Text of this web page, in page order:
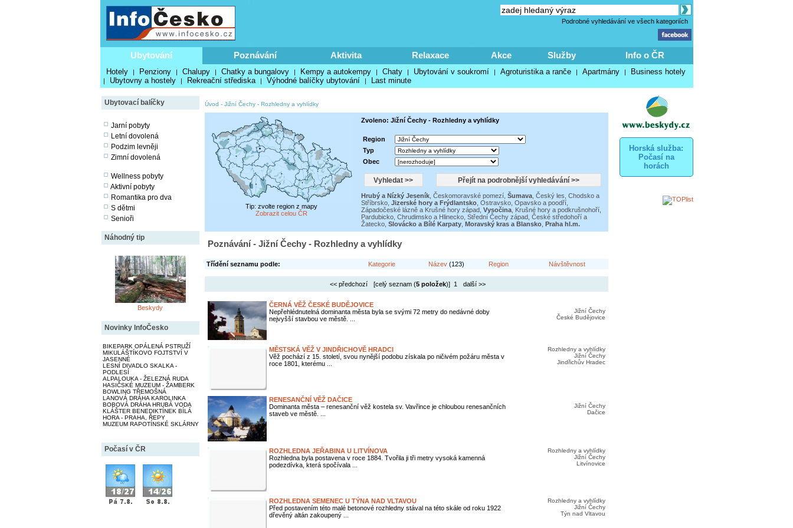
Podrobné vyhledávání ve všech kategoriích
Ubytování Poznávání Aktivita Relaxace Akce Služby Info o ČR
Hotely | Penziony | Chalupy | Chatky a bungalovy | Kempy a autokempy | Chaty | Ubytování v soukromí | Agroturistika a ranče | Apartmány | Business hotely
| Ubytovny a hostely | Rekreační střediska | Výhodné balíčky ubytování | Last minute
Ubytovací balíčky
Jarní pobyty
Letní dovolená
Podzim levněji
Zimní dovolená
Wellness pobyty
Aktivní pobyty
Romantika pro dva
S dětmi
Senioři
Náhodný tip
Beskydy
Novinky InfoČesko
BIKEPARK OPÁLENÁ PSTRUŽÍ
MIKULÁŠTÍKOVO FOJTSTVÍ V
JASENNÉ
LESNÍ DIVADLO SKALKA -
PODLESÍ
ALPALOUKA - ŽELEZNÁ RUDA
HASIČSKÉ MUZEUM - ŽAMBERK
BOWLING TŘEMOŠNÁ
LANOVÁ DRÁHA KAROLINKA
BOBOVÁ DRÁHA HRUBÁ VODA
KLÁŠTER BENEDIKTÍNEK BÍLÁ
HORA - PRAHA, ŘEPY
MUZEUM RAPOTÍNSKÉ SKLÁRNY
Počasí v ČR
Horská služba:
Počasí na
horách
Úvod - Jižní Čechy- Rozhledny a vyhlídky
Tip: zvolte region z mapy
Zobrazit celou ČR
Zvoleno: Jižní Čechy - Rozhledny a vyhlídky
Region
Typ
Obec
Hrubý a Nízký Jeseník, Českomoravské pomezí, Šumava, Český les, Chodsko a
Stříbrsko, Jizerské hory a Frýdlantsko, Ostravsko, Opavsko a poodří,
Západočeské lázně a Krušné hory západ, Vysočina, Krušné hory a podkrušnohoří,
Pardubicko, Chrudimsko a Hlinecko, Střední Čechy západ, České středohoří a
Žatecko, Slovácko a Bílé Karpaty, Moravský kras a Blansko, Praha hl.m.
Poznávání - Jižní Čechy - Rozhledny a vyhlídky
Třídění seznamu podle: Kategorie Název(123) Region Návštěvnost
<< předchozí [celý seznam (5 položek)] 1 další >>
ČERNÁ VĚŽ ČESKÉ BUDĚJOVICE
Nepřehlédnutelná dominanta města byla se svými 72 metry do nedávné doby
nejvyšší stavbou ve městě. ...
Jižní Čechy
České Budějovice
MĚSTSKÁ VĚŽ V JINDŘICHOVĚ HRADCI
Věž pochází z 15. století, svou nynější podobu získala po ničivém požáru města v
roce 1801, kterému ...
Rozhledny a vyhlídky
Jižní Čechy
Jindřichův Hradec
RENESANČNÍ VĚŽ DAČICE
Dominanta města – renesanční věž kostela sv. Vavřince je chloubou renesančních
staveb ve městě. ...
Jižní Čechy
Dačice
ROZHLEDNA JEŘABINA U LITVÍNOVA
Rozhledna byla postavena v roce 1884. Tvořila ji tři metry vysoká kamenná
podezdívka, která spočívala ...
Rozhledny a vyhlídky
Jižní Čechy
Litvínovice
ROZHLEDNA SEMENEC U TÝNA NAD VLTAVOU
Před postavením této malé betonové rozhledny stával na této skále od roku 1922
dřevěný altán zakoupený ...
Rozhledny a vyhlídky
Jižní Čechy
Týn nad Vltavou